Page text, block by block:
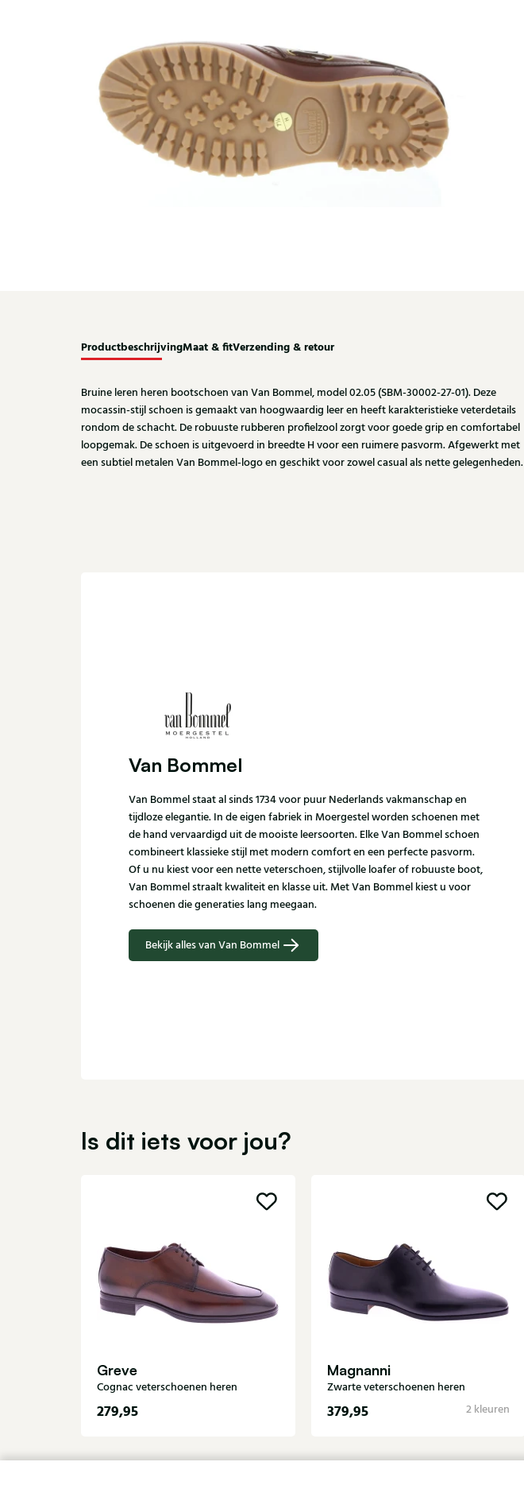
ProductbeschrijvingMaat & fitVerzending & retour
Bruine leren heren bootschoen van Van Bommel, model 02.05 (SBM-30002-27-01). Deze
mocassin-stijl schoen is gemaakt van hoogwaardig leer en heeft karakteristieke veterdetails
rondom de schacht. De robuuste rubberen profielzool zorgt voor goede grip en comfortabel
loopgemak. De schoen is uitgevoerd in breedte H voor een ruimere pasvorm. Afgewerkt met
een subtiel metalen Van Bommel-logo en geschikt voor zowel casual als nette gelegenheden.
Van Bommel
Van Bommel staat al sinds 1734 voor puur Nederlands vakmanschap en
tijdloze elegantie. In de eigen fabriek in Moergestel worden schoenen met
de hand vervaardigd uit de mooiste leersoorten. Elke Van Bommel schoen
combineert klassieke stijl met modern comfort en een perfecte pasvorm.
Of u nu kiest voor een nette veterschoen, stijlvolle loafer of robuuste boot,
Van Bommel straalt kwaliteit en klasse uit. Met Van Bommel kiest u voor
schoenen die generaties lang meegaan.
Bekijk alles van Van Bommel
Is dit iets voor jou?
Greve
Cognac veterschoenen heren
279,95
Magnanni
Zwarte veterschoenen heren
379,95 2 kleuren